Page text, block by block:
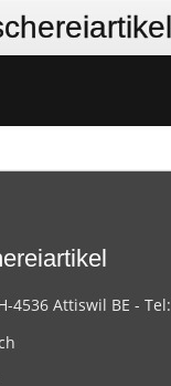
4536 Attiswil BE -